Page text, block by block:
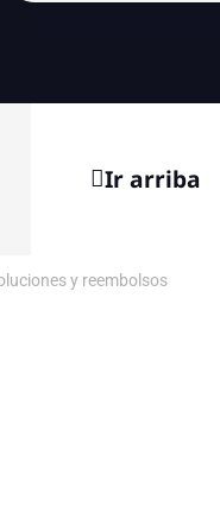
Ir arriba
y reembolsos